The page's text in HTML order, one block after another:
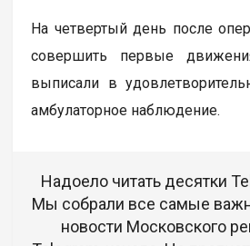
На четвертый день после
совершить первые
выписали в
амбулаторное наблюдение.
Надоело читать десятки
Мы собрали все самые
новости Московского